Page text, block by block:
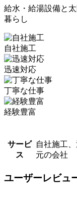
給水・給湯設備と
暮らし
自社施工
迅速対応
丁寧な仕事
経験豊富
サービ
ス
自社施工
元の会社
ユーザーレビュ